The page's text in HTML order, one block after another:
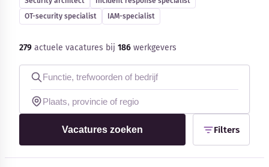
Bedrijfsupdates
Externe bronnen
Woordenboek
Auteurs
OT-security specialist
IAM-specialist
279 actuele vacatures bij 186 werkgevers
Vacatures zoeken Filters